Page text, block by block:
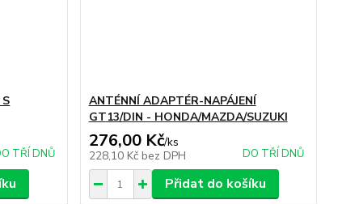
TŘÍ DNŮ
ANTÉNNÍ ADAPTÉR-NAPÁJENÍ
GT13/DIN - HONDA/MAZDA/SUZUKI
276,00 Kč/ks
228,10 Kč bez DPH DO TŘÍ DNŮ
Přidat do košíku